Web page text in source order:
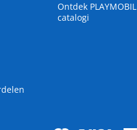
Ontdek PLAYMOBIL
catalogi